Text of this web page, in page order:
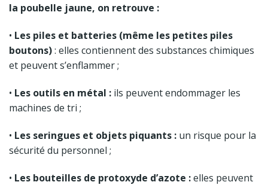
la poubelle jaune, on retrouve :
• Les piles et batteries (même les petites piles
boutons): elles contiennent des substances chimiques
et peuvent s’enflammer ;
• Les outils en métal : ils peuvent endommager les
machines de tri ;
• Les seringues et objets piquants : un risque pour la
sécurité du personnel ;
• Les bouteilles de protoxyde d’azote :elles peuvent